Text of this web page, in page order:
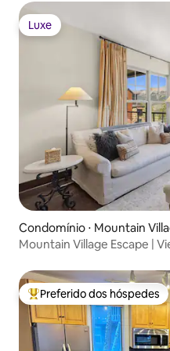
Luxe
Luxe
Condomínio ⋅ Mountain
Mountain Village Escape |
Entre os melhores
Preferido dos hóspedes